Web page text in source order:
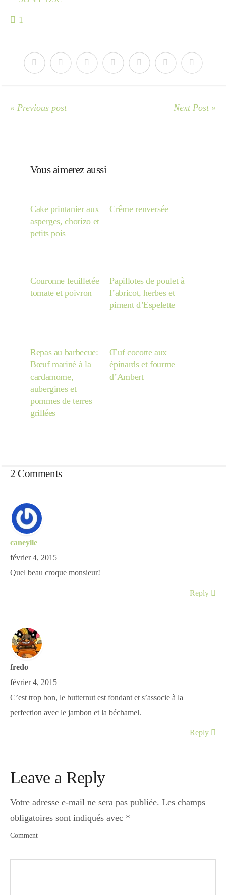
1
« Previous post Next Post »
Vous aimerez aussi
Cake printanier aux
asperges, chorizo et
petits pois
Crême renversée
Couronne feuilletée
tomate et poivron
Papillotes de poulet à
l’abricot, herbes et
piment d’Espelette
Repas au barbecue:
Bœuf mariné à la
cardamome,
aubergines et
pommes de terres
grillées
Œuf cocotte aux
épinards et fourme
d’Ambert
2 Comments
caneylle
février 4, 2015
Quel beau croque monsieur!
Reply
fredo
février 4, 2015
C’est trop bon, le butternut est fondant et s’associe à la
perfection avec le jambon et la béchamel.
Reply
Leave a Reply
Votre adresse e-mail ne sera pas publiée. Les champs
obligatoires sont indiqués avec *
Comment